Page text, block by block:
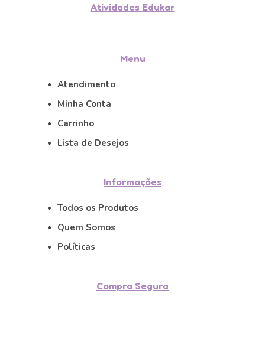
Atividades Edukar
Menu
Atendimento
Minha Conta
Carrinho
Lista de Desejos
Informações
Todos os Produtos
Quem Somos
Políticas
Compra Segura